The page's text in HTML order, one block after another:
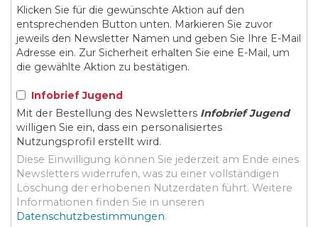
Klicken Sie für die gewünschte Aktion auf den
entsprechenden Button unten. Markieren Sie zuvor
jeweils den Newsletter Namen und geben Sie Ihre E-Mail
Adresse ein. Zur Sicherheit erhalten Sie eine E-Mail, um
die gewählte Aktion zu bestätigen.
Infobrief Jugend
Mit der Bestellung des Newsletters Infobrief Jugend
willigen Sie ein, dass ein personalisiertes
Nutzungsprofil erstellt wird.
Diese Einwilligung können Sie jederzeit am Ende eines
Newsletters widerrufen, was zu einer vollständigen
Löschung der erhobenen Nutzerdaten führt. Weitere
Informationen finden Sie in unseren
Datenschutzbestimmungen.